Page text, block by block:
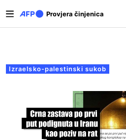
Provjera činjenica
Primarne oznake
Izraelsko-palestinski sukob